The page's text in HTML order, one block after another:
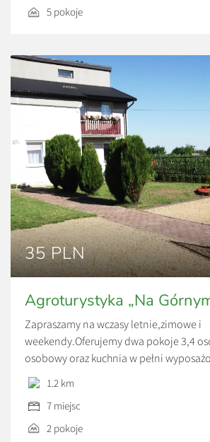
domu stoki narciarskie Szwajcaria
wypożyczalnią nart i desek
5 pokoje
35 PLN
Agroturystyka „Na
Zapraszamy na wczasy letnie,zimowe i
weekendy.Oferujemy dwa pokoje 3,4
osobowy oraz kuchnia w pełni
bezpośrednie wyjście na zadaszony
dysponuje własną łazienką.Grill do
Zakwaterowanie/wykwaterowanie: od
dyspozycji gości: Miejsce na ognisko,
1.2 km
7 miejsc
2 pokoje